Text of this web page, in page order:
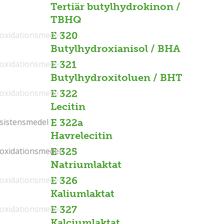
Tertiär butylhydrokinon /
TBHQ
E 320
Butylhydroxianisol / BHA
E 321
Butylhydroxitoluen / BHT
E 322
Lecitin
E 322a
Havrelecitin
E 325
Natriumlaktat
E 326
Kaliumlaktat
E 327